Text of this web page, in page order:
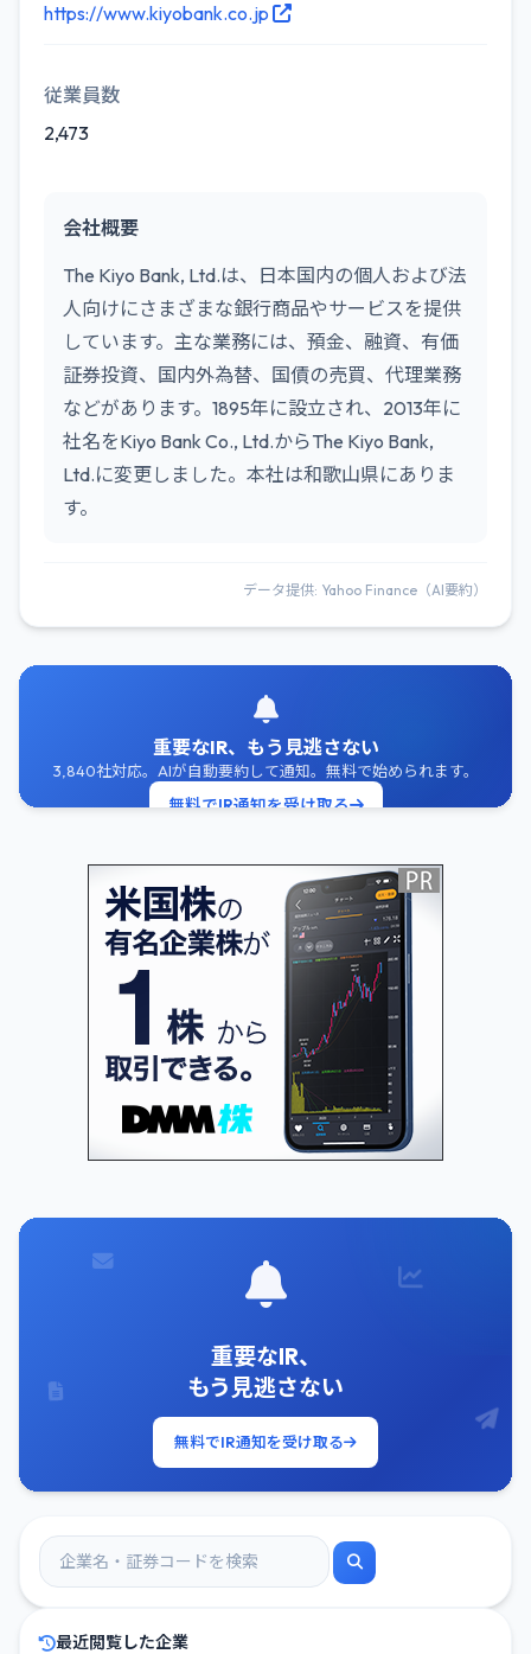
https://www.kiyobank.co.jp
従業員数
2,473
会社概要
The Kiyo Bank, Ltd.は、日本国内の個人および法
人向けにさまざまな銀行商品やサービスを提供
しています。主な業務には、預金、融資、有価
証券投資、国内外為替、国債の売買、代理業務
などがあります。1895年に設立され、2013年に
社名をKiyo Bank Co., Ltd.からThe Kiyo Bank,
Ltd.に変更しました。本社は和歌山県にありま
す。
データ提供: Yahoo Finance（AI要約）
重要なIR、もう見逃さない
3,840社対応。AIが自動要約して通知。無料で始められます。
無料でIR通知を受け取る
重要なIR、
もう見逃さない
無料でIR通知を受け取る
最近閲覧した企業